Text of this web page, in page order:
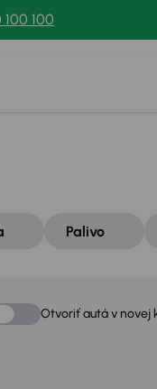
100
Palivo
Otvoriť autá v novej